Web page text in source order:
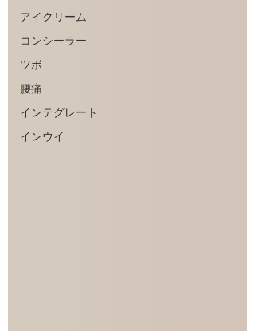
アイクリーム
コンシーラー
ツボ
腰痛
インテグレート
インウイ